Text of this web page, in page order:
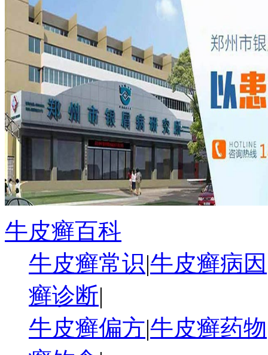
牛皮癣百科
牛皮癣常识|牛皮癣病因
癣诊断|
牛皮癣偏方|牛皮癣药物